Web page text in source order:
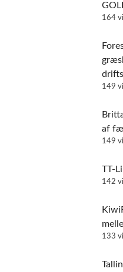
164
149
af
149
TT-
142
133